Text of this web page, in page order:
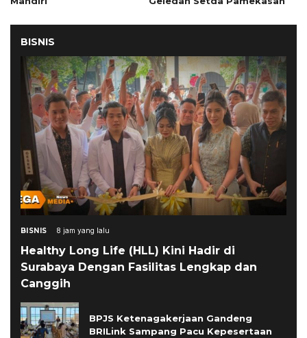
BISNIS
BISNIS 8 jam yang lalu
Healthy Long Life (HLL) Kini Hadir di
Surabaya Dengan Fasilitas Lengkap dan
Canggih
BPJS Ketenagakerjaan Gandeng
BRILink Sampang Pacu Kepesertaan